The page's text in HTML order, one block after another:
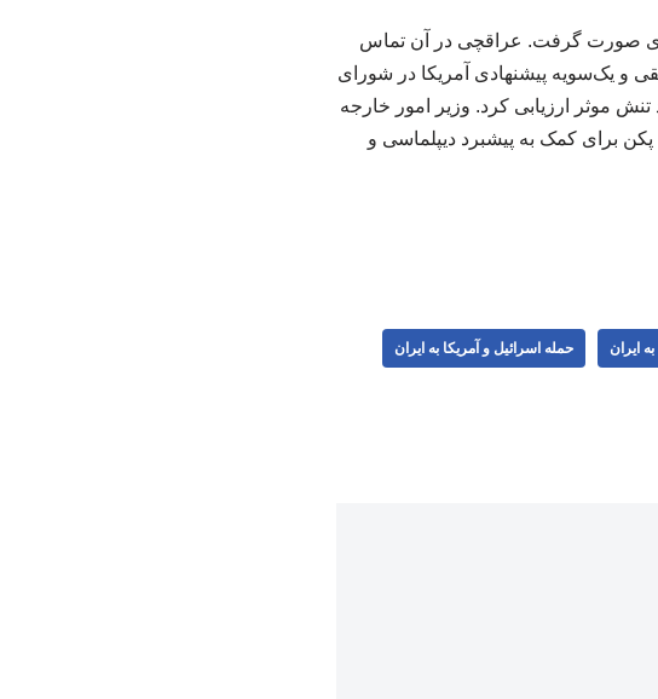
چهارشنبه ۲۶ فروردین‌ماه سال‌جاری صورت گرفت. عراقچی در آن تماس
و یک‌سویه پیشنهادی آمریکا در شورای
موثر ارزیابی کرد. وزیر امور خارجه
برای کمک به پیشبرد دیپلماسی و
ایران حمله اسرائیل و آمریکا به ایران